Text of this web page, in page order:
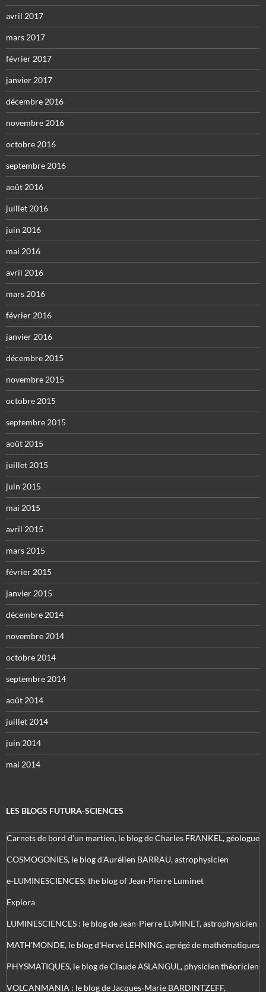
avril 2017
mars 2017
février 2017
janvier 2017
décembre 2016
novembre 2016
octobre 2016
septembre 2016
août 2016
juillet 2016
juin 2016
mai 2016
avril 2016
mars 2016
février 2016
janvier 2016
décembre 2015
novembre 2015
octobre 2015
septembre 2015
août 2015
juillet 2015
juin 2015
mai 2015
avril 2015
mars 2015
février 2015
janvier 2015
décembre 2014
novembre 2014
octobre 2014
septembre 2014
août 2014
juillet 2014
juin 2014
mai 2014
LES BLOGS FUTURA-SCIENCES
Carnets de bord d’un martien, le blog de Charles FRANKEL, géologue
COSMOGONIES, le blog d'Aurélien BARRAU, astrophysicien
e-LUMINESCIENCES: the blog of Jean-Pierre Luminet
Explora
LUMINESCIENCES : le blog de Jean-Pierre LUMINET, astrophysicien
MATH'MONDE, le blog d'Hervé LEHNING, agrégé de mathématiques
PHYSMATIQUES, le blog de Claude ASLANGUL, physicien théoricien
VOLCANMANIA : le blog de Jacques-Marie BARDINTZEFF,